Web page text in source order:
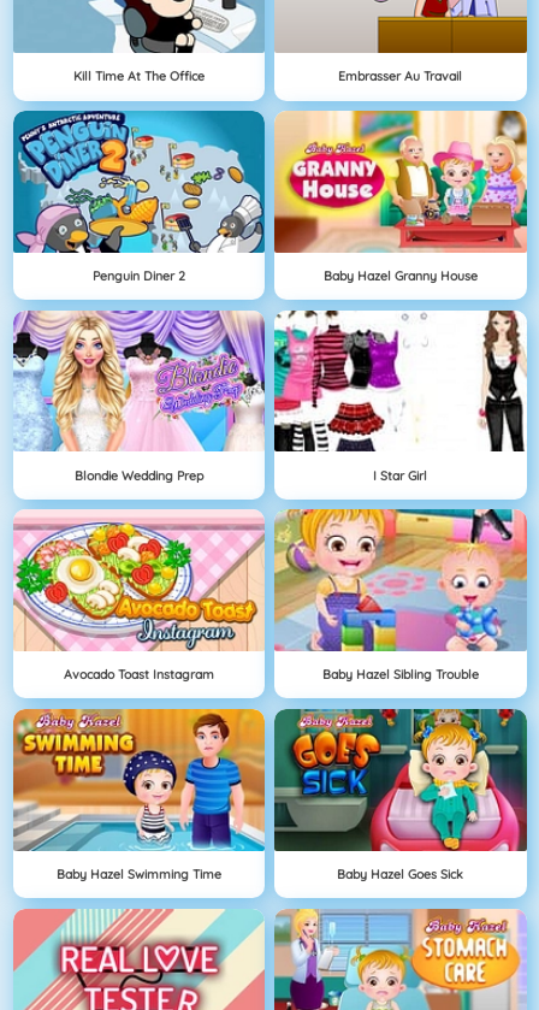
Kill Time At The Office Embrasser Au Travail
Penguin Diner 2 Baby Hazel Granny House
Blondie Wedding Prep I Star Girl
Avocado Toast Instagram Baby Hazel Sibling Trouble
Baby Hazel Swimming Time Baby Hazel Goes Sick